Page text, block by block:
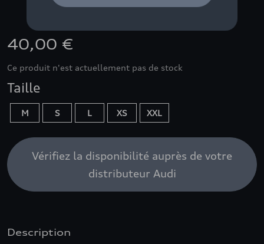
40,00 €
Ce produit n'est actuellement pas de stock
Taille
M S L XS XXL
Vérifiez la disponibilité auprès de votre
distributeur Audi
Description